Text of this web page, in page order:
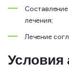
лечения;
Лечение
Условия